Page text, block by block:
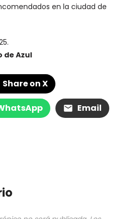
en la ciudad de
de Azul
Share on X
Email